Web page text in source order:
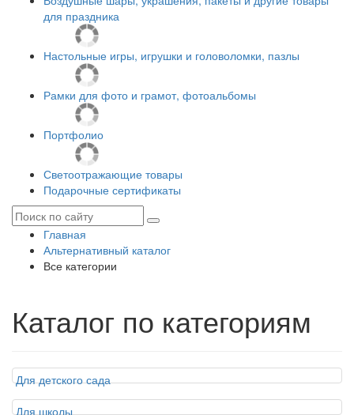
для праздника
Настольные игры, игрушки и головоломки, пазлы
Рамки для фото и грамот, фотоальбомы
Портфолио
Светоотражающие товары
Подарочные сертификаты
Главная
Альтернативный каталог
Все категории
Каталог по категориям
Для детского сада
Для школы